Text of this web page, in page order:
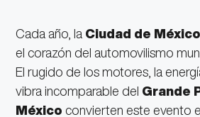
Cada año, la Ciudad de México
el corazón del automovilismo
El rugido de los motores, la
vibra incomparable del Grande
México convierten este evento